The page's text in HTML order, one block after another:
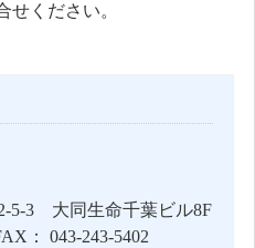
せください。
5-3 大同生命千葉ビル8F
： 043-243-5402